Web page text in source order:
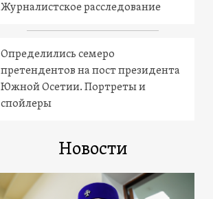
Журналистское расследование
Определились семеро
претендентов на пост президента
Южной Осетии. Портреты и
спойлеры
Новости